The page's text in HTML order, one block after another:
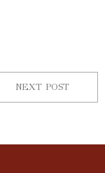
NEXT POST